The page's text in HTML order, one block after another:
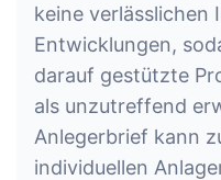
keine
Entwicklungen,
darauf gestützte
als unzutreffend
Anlegerbrief kann
individuellen